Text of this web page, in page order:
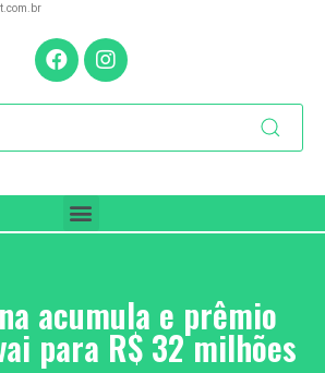
acumula e prêmio
para R$ 32 milhões